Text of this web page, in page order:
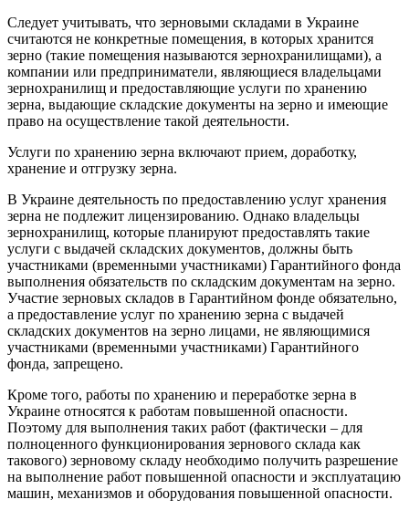
Следует учитывать, что зерновыми складами в Украине
считаются не конкретные помещения, в которых хранится
зерно (такие помещения называются зернохранилищами), а
компании или предприниматели, являющиеся владельцами
зернохранилищ и предоставляющие услуги по хранению
зерна, выдающие складские документы на зерно и имеющие
право на осуществление такой деятельности.
Услуги по хранению зерна включают прием, доработку,
хранение и отгрузку зерна.
В Украине деятельность по предоставлению услуг хранения
зерна не подлежит лицензированию. Однако владельцы
зернохранилищ, которые планируют предоставлять такие
услуги с выдачей складских документов, должны быть
участниками (временными участниками) Гарантийного фонда
выполнения обязательств по складским документам на зерно.
Участие зерновых складов в Гарантийном фонде обязательно,
а предоставление услуг по хранению зерна с выдачей
складских документов на зерно лицами, не являющимися
участниками (временными участниками) Гарантийного
фонда, запрещено.
Кроме того, работы по хранению и переработке зерна в
Украине относятся к работам повышенной опасности.
Поэтому для выполнения таких работ (фактически – для
полноценного функционирования зернового склада как
такового) зерновому складу необходимо получить разрешение
на выполнение работ повышенной опасности и эксплуатацию
машин, механизмов и оборудования повышенной опасности.